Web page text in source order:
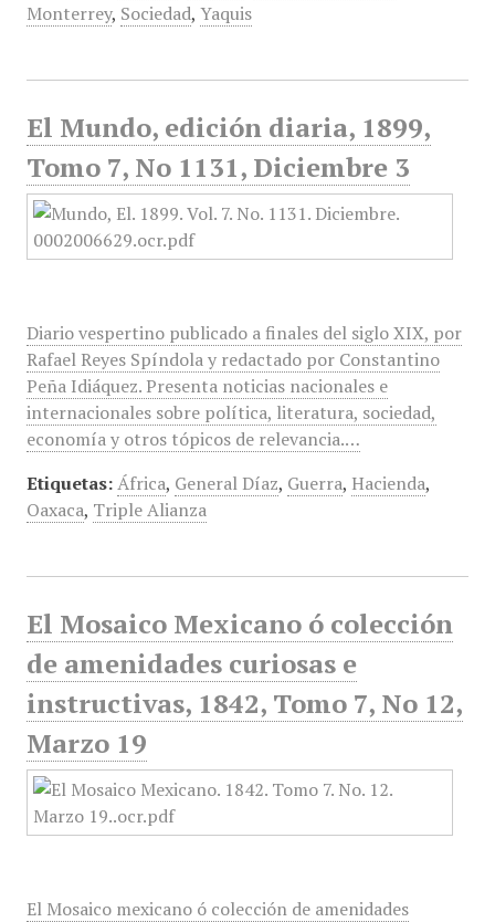
Monterrey, Sociedad, Yaquis
El Mundo, edición diaria, 1899,
Tomo 7, No 1131, Diciembre 3
Diario vespertino publicado a finales del siglo XIX, por
Rafael Reyes Spíndola y redactado por Constantino
Peña Idiáquez. Presenta noticias nacionales e
internacionales sobre política, literatura, sociedad,
economía y otros tópicos de relevancia.…
Etiquetas: África, General Díaz, Guerra, Hacienda,
Oaxaca, Triple Alianza
El Mosaico Mexicano ó colección
de amenidades curiosas e
instructivas, 1842, Tomo 7, No 12,
Marzo 19
El Mosaico mexicano ó colección de amenidades